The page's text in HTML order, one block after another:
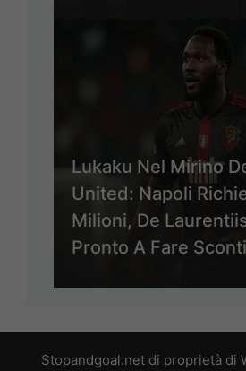
Lukaku Nel Mirino
United: Napoli
Milioni, De
Pronto A Fare Sconti
Stopandgoal.net di proprietà di